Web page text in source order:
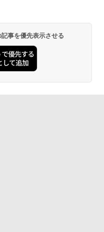
事を優先表示させる